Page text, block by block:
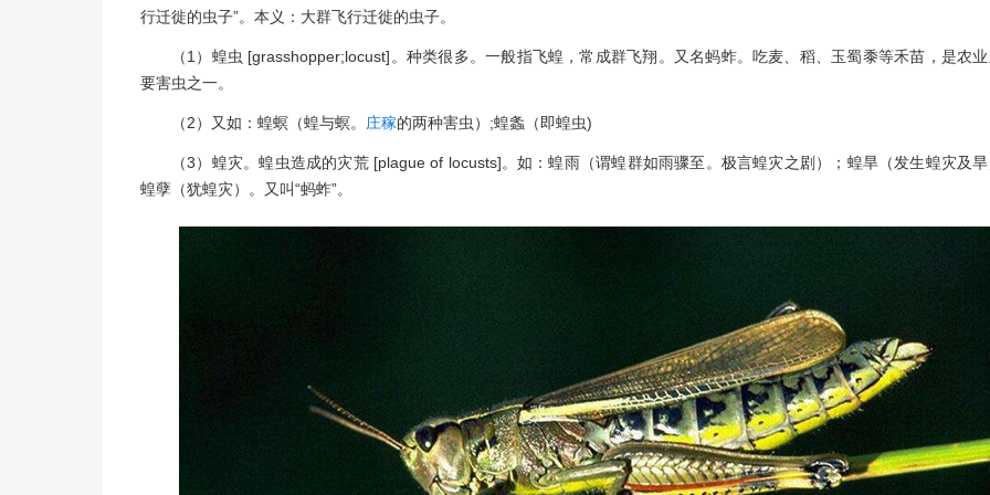
行迁徙的虫子”。本义：大群飞行迁徙的虫子。
（1）蝗虫 [grasshopper;locust]。种类很多。一般指飞蝗，常成群飞翔。又名蚂蚱。吃麦、稻、玉蜀黍等禾苗，是农
要害虫之一。
（2）又如：蝗螟（蝗与螟。 庄稼的两种害虫）;蝗螽（即蝗虫)
（3）蝗灾。蝗虫造成的灾荒 [plague of locusts]。如：蝗雨（谓蝗群如雨骤至。极言蝗灾之剧）；蝗旱（发生蝗灾及
蝗孽（犹蝗灾）。又叫“蚂蚱”。